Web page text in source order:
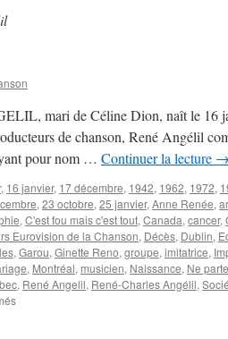
mari de Céline Dion, naît le 16
de chanson, René Angélil
pour nom … Continuer la lecture →
, 16 janvier, 17 décembre, 1942, 1962, 1972,
, 23 octobre, 25 janvier, Anne Renée,
, C'est fou mais c'est tout, Canada, cancer,
Eurovision de la Chanson, Décès, Dublin,
, Garou, Ginette Reno, groupe, imitatrice,
, Montréal, musicien, Naissance, Ne
, René Angelil, René-Charles Angélil,
sur